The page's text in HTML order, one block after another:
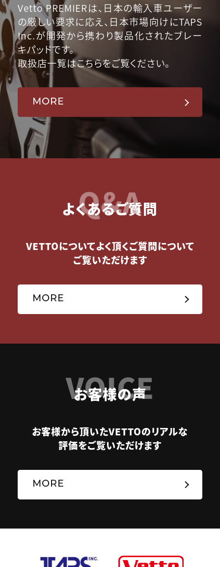
Vetto PREMIERは、日本の輸入車ユーザー
の厳しい要求に応え、日本市場向けにTAPS
Inc.が開発から携わり製品化されたブレー
キパッドです。
取扱店一覧はこちらをご覧ください。
MORE
Q&A
よくあるご質問
VETTOについてよく頂くご質問について
ご覧いただけます
MORE
VOICE
お客様の声
お客様から頂いたVETTOのリアルな
評価をご覧いただけます
MORE